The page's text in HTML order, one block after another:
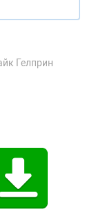
Гелприн